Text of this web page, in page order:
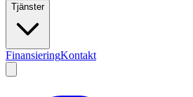
Tjänster
FinansieringKontakt